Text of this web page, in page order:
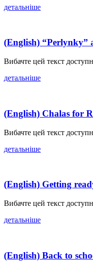
детальніше
(English) “Perlynky”
Вибачте цей текст
детальніше
(English) Chalas for
Вибачте цей текст
детальніше
(English) Getting
Вибачте цей текст
детальніше
(English) Back to